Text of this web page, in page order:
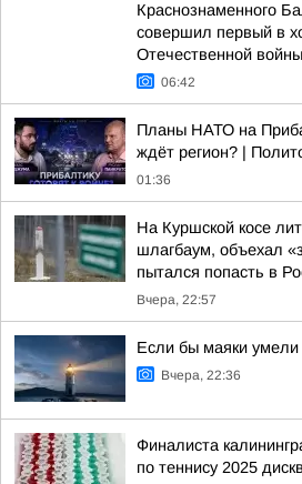
Краснознаменного
совершил первый в
Отечественной
06:42
Планы НАТО на
ждёт регион? |
01:36
На Куршской косе
шлагбаум, объехал
пытался попасть в
Вчера, 22:57
Если бы маяки
Вчера, 22:36
Финалиста
по теннису 2025